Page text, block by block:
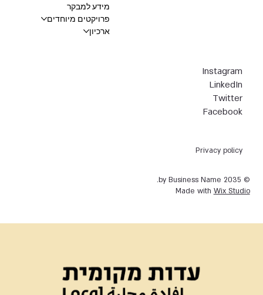
Privacy policy
© 2035 by Business Name.
Made with Wix Studio
Instagram
LinkedIn
Twitter
Facebook
מידע למבקר
פרויקטים מיוחדים
ארכיון